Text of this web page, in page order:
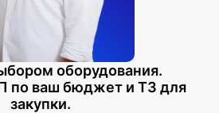
оборудования.
по ваш бюджет и ТЗ для
закупки.